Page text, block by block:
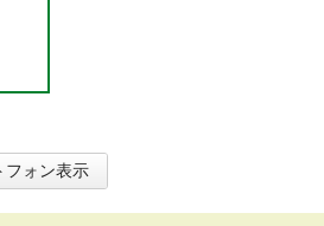
フォン表示